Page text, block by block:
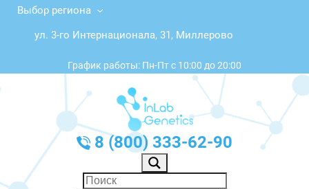
Выбор региона
ул. 3-го Интернационала, 31, Миллерово
График работы: Пн-Пт с 10:00 до 20:00
8 (800) 333-62-90